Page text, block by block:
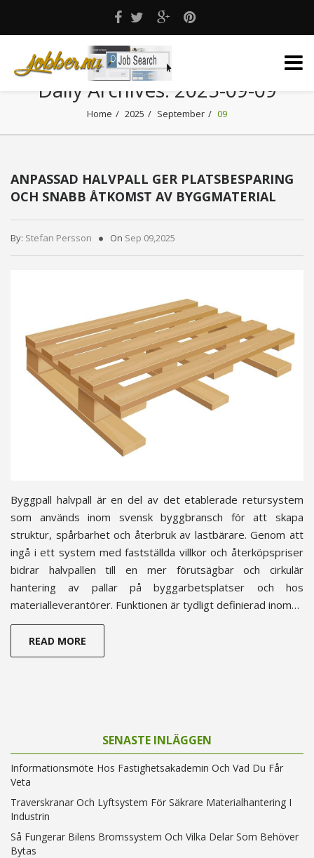
Daily Archives: 2025-09-09
Home 2025 September 09
ANPASSAD HALVPALL GER PLATSBESPARING
OCH SNABB ÅTKOMST AV BYGGMATERIAL
By: Stefan Persson On Sep 09,2025
Byggpall halvpall är en del av det etablerade retursystem
som används inom svensk byggbransch för att skapa
struktur, spårbarhet och återbruk av lastbärare. Genom att
ingå i ett system med fastställda villkor och återköpspriser
bidrar halvpallen till en mer förutsägbar och cirkulär
hantering av pallar på byggarbetsplatser och hos
materialleverantörer. Funktionen är tydligt definierad inom…
READ MORE
SENASTE INLÄGGEN
Informationsmöte Hos Fastighetsakademin Och Vad Du Får
Veta
Traverskranar Och Lyftsystem För Säkrare Materialhantering I
Industrin
Så Fungerar Bilens Bromssystem Och Vilka Delar Som Behöver
Bytas